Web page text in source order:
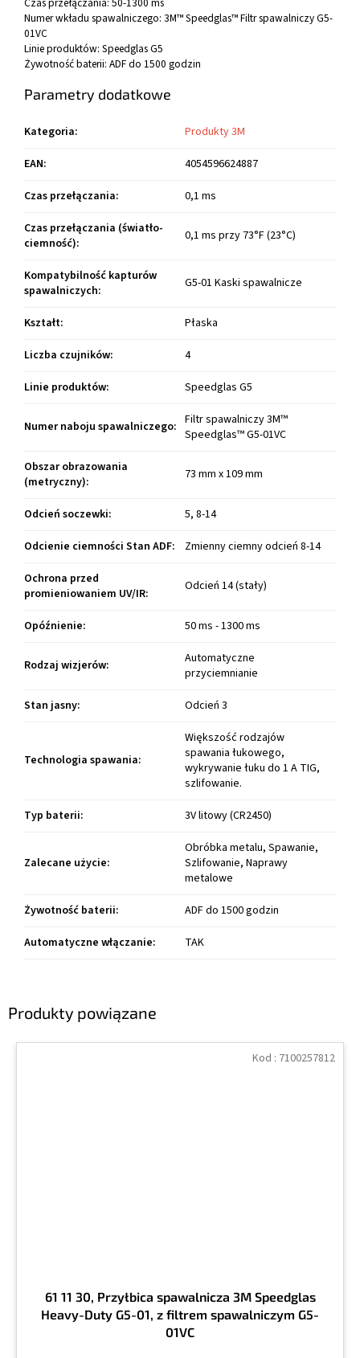
Produkty powiązane
61 11 30, Przyłbica spawalnicza 3M Speedglas
Heavy-Duty G5-01, z filtrem spawalniczym G5-
01VC
Kod : 7100257812
Numer wkładu spawalniczego: 3M™ Speedglas™ Filtr spawalniczy G5-
01VC
Linie produktów: Speedglas G5
Żywotność baterii: ADF do 1500 godzin
Parametry dodatkowe
Kategoria:
Produkty 3M
EAN:
4054596624887
Czas przełączania:
0,1 ms
Czas przełączania (światło-
ciemność): 0,1 ms przy 73°F (23°C)
Kompatybilność kapturów
spawalniczych: G5-01 Kaski spawalnicze
Kształt:
Płaska
Liczba czujników:
4
Linie produktów: Speedglas G5
Numer naboju spawalniczego: Filtr spawalniczy 3M™
Speedglas™ G5-01VC
Obszar obrazowania
(metryczny): 73 mm x 109 mm
Odcień soczewki:
5, 8-14
Odcienie ciemności Stan ADF:
Zmienny ciemny odcień 8-14
Ochrona przed
promieniowaniem UV/IR: Odcień 14 (stały)
Opóźnienie: 50 ms - 1300 ms
Rodzaj wizjerów:
Automatyczne
przyciemnianie
Stan jasny: Odcień 3
Technologia spawania:
Większość rodzajów
spawania łukowego,
wykrywanie łuku do 1 A TIG,
szlifowanie.
Typ baterii: 3V litowy (CR2450)
Zalecane użycie:
Obróbka metalu, Spawanie,
Szlifowanie, Naprawy
metalowe
Żywotność baterii:
ADF do 1500 godzin
Automatyczne włączanie: TAK